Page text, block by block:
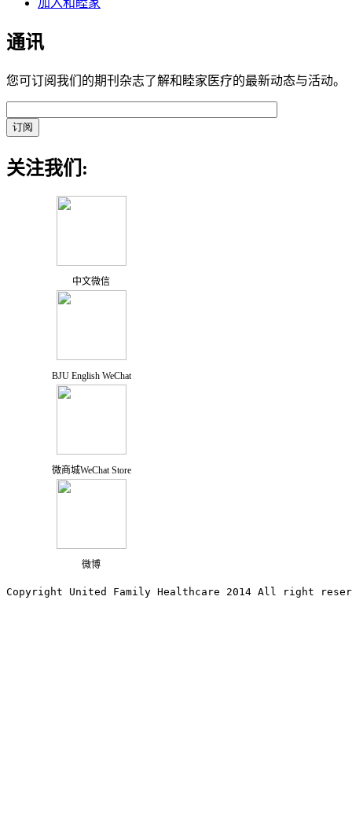
加入和睦家
通讯
您可订阅我们的期刊杂志了解和睦家医疗的最新动态与活动。
关注我们:
中文微信
BJU English WeChat
微商城WeChat Store
微博
Copyright United Family Healthcare 2014 All right